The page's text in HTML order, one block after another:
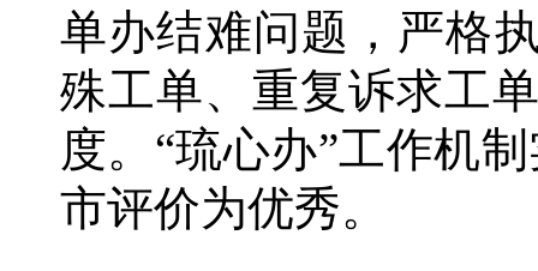
单办结难问题，严格
殊工单、重复诉求工
度。“琉心办”工作机
市评价为优秀。